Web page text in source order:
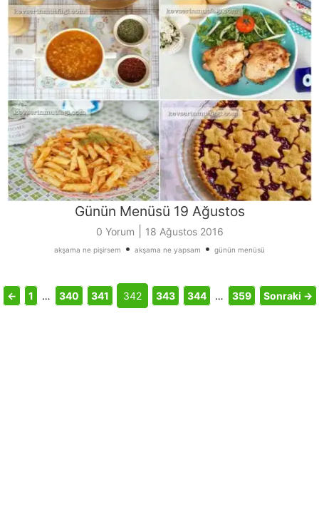
Günün Menüsü 19 Ağustos
0 Yorum 18 Ağustos 2016
akşama ne pişirsem • akşama ne yapsam • günün menüsü
← 1 … 340 341 342 343 344 … 359 Sonraki →